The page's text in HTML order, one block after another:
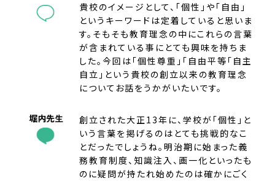
貴校のイメージとして、「個性」や「自由」
というキーワードは定着していると思いま
す。そもそも教育理念の中にこれらの言葉
が含まれている事にとても興味を持ちま
した。今回は「個性尊重」「自由平等「自主
自立」という貴校の創立以来の教育理念
についてお話をうかがいたいです。
創立された大正13年に、学校が「個性」と
いう言葉を掲げるのはとても挑戦的なこ
とだったでしょうね。明治期に始まった義
務教育制度、知識注入、画一化といったも
のに疑問が持たれ始めたのは確かにごく